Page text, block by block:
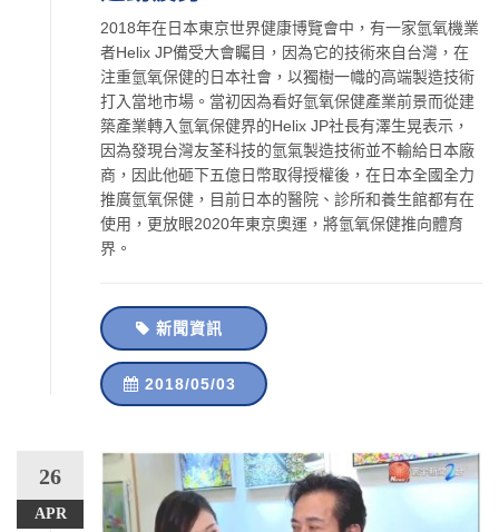
2018年在日本東京世界健康博覽會中，有一家氫氧機業
者Helix JP備受大會矚目，因為它的技術來自台灣，在
注重氫氧保健的日本社會，以獨樹一幟的高端製造技術
打入當地市場。當初因為看好氫氧保健產業前景而從建
築產業轉入氫氧保健界的Helix JP社長有澤生晃表示，
因為發現台灣友荃科技的氫氣製造技術並不輸給日本廠
商，因此他砸下五億日幣取得授權後，在日本全國全力
推廣氫氧保健，目前日本的醫院、診所和養生館都有在
使用，更放眼2020年東京奧運，將氫氧保健推向體育
界。
新聞資訊
2018/05/03
26
APR